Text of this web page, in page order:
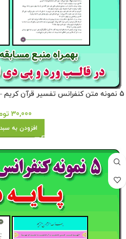
5 نمونه متن کنفرانس تفسیر قرآن کریم – پایه یازدهم ( مرحله شهرستانی )
30,000
افزودن به